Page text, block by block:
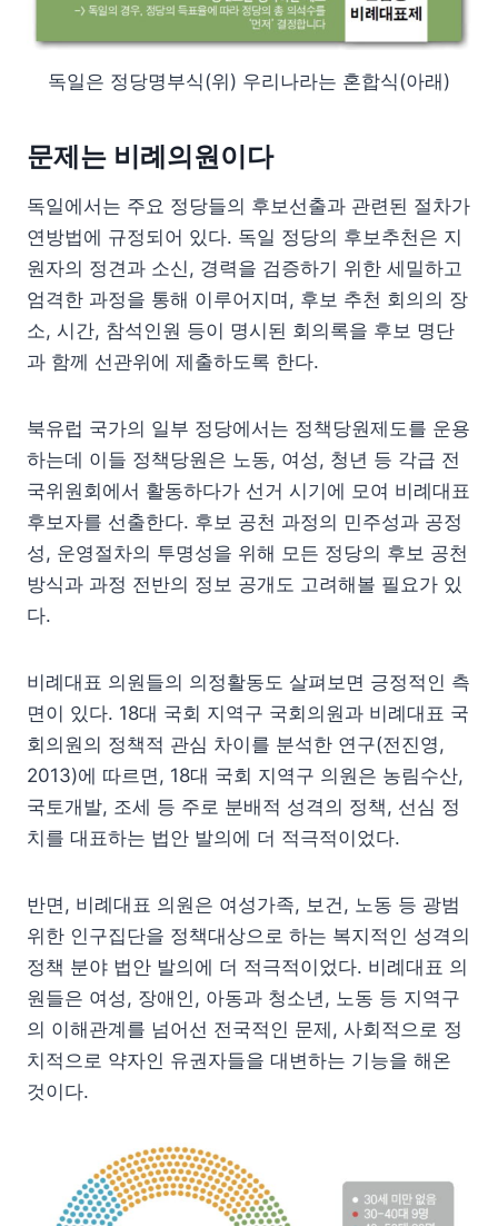
독일은 정당명부식(위) 우리나라는 혼합식(아래)
문제는 비례의원이다
독일에서는 주요 정당들의 후보선출과 관련된 절차가
연방법에 규정되어 있다. 독일 정당의 후보추천은 지
원자의 정견과 소신, 경력을 검증하기 위한 세밀하고
엄격한 과정을 통해 이루어지며, 후보 추천 회의의 장
소, 시간, 참석인원 등이 명시된 회의록을 후보 명단
과 함께 선관위에 제출하도록 한다.
북유럽 국가의 일부 정당에서는 정책당원제도를 운용
하는데 이들 정책당원은 노동, 여성, 청년 등 각급 전
국위원회에서 활동하다가 선거 시기에 모여 비례대표
후보자를 선출한다. 후보 공천 과정의 민주성과 공정
성, 운영절차의 투명성을 위해 모든 정당의 후보 공천
방식과 과정 전반의 정보 공개도 고려해볼 필요가 있
다.
비례대표 의원들의 의정활동도 살펴보면 긍정적인 측
면이 있다. 18대 국회 지역구 국회의원과 비례대표 국
회의원의 정책적 관심 차이를 분석한 연구(전진영,
2013)에 따르면, 18대 국회 지역구 의원은 농림수산,
국토개발, 조세 등 주로 분배적 성격의 정책, 선심 정
치를 대표하는 법안 발의에 더 적극적이었다.
반면, 비례대표 의원은 여성가족, 보건, 노동 등 광범
위한 인구집단을 정책대상으로 하는 복지적인 성격의
정책 분야 법안 발의에 더 적극적이었다. 비례대표 의
원들은 여성, 장애인, 아동과 청소년, 노동 등 지역구
의 이해관계를 넘어선 전국적인 문제, 사회적으로 정
치적으로 약자인 유권자들을 대변하는 기능을 해온
것이다.